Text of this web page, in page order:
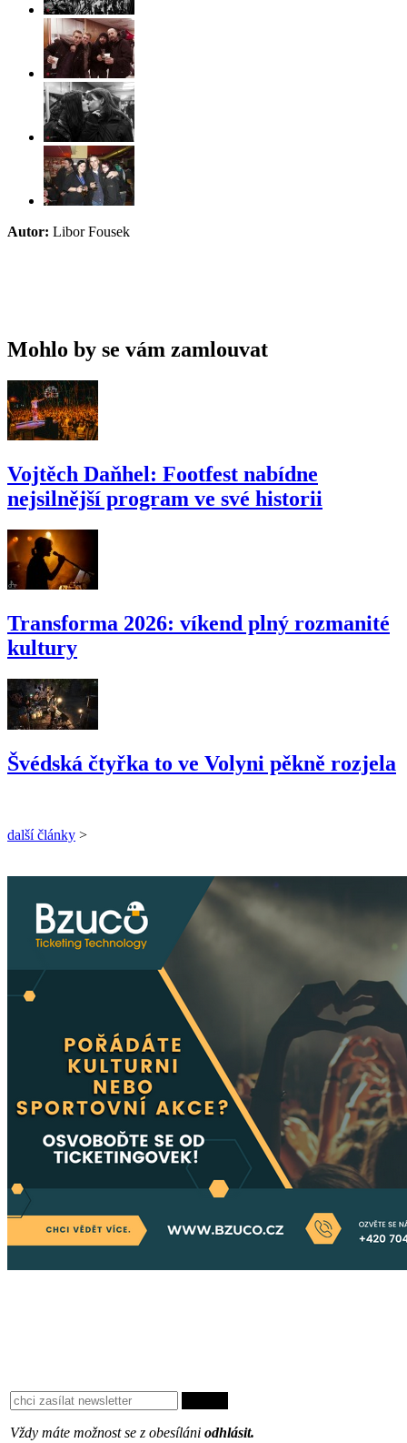
Autor: Libor Fousek
Mohlo by se vám zamlouvat
Vojtěch Daňhel: Footfest nabídne
nejsilnější program ve své historii
Transforma 2026: víkend plný rozmanité
kultury
Švédská čtyřka to ve Volyni pěkně rozjela
další články >
Vždy máte možnost se z obesíláni odhlásit.